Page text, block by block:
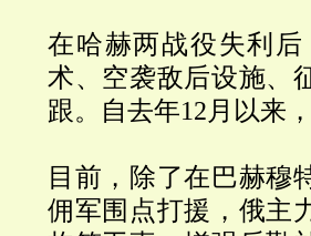
在哈赫两战役失利
术、空袭敌后设施、
跟。自去年12月以来
目前，除了在巴赫穆
佣军围点打援，俄主